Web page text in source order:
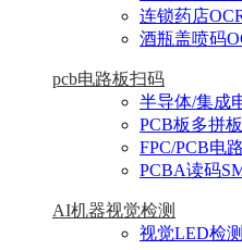
连锁药店
酒瓶盖喷码
pcb电路板扫码
半导体/集成
PCB板多拼
FPC/PCB电
PCBA读码
AI机器视觉检测
视觉LED检